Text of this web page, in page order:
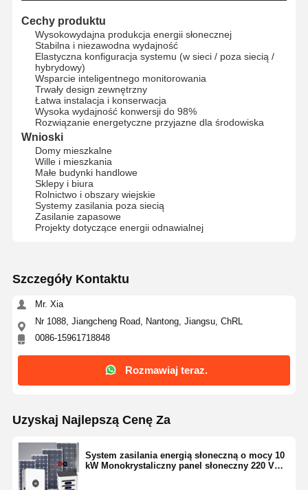
Dom
Kontrola
Skontaktuj
Rozmawiaj
System zasilania fotowoltaicznego
Przenośny generator słoneczny
System magazynowania energii
Pompa Ciepła PVT
Sprzęt domowy
Światła dekoracyjne
System energii odnawialnej
Cechy produktu
Wysokowydajna produkcja energii słonecznej
Stabilna i niezawodna wydajność
Elastyczna konfiguracja systemu (w sieci / poza siecią /
hybrydowy)
Wsparcie inteligentnego monitorowania
Trwały design zewnętrzny
Łatwa instalacja i konserwacja
Wysoka wydajność konwersji do 98%
Rozwiązanie energetyczne przyjazne dla środowiska
Wnioski
Domy mieszkalne
Wille i mieszkania
Małe budynki handlowe
Sklepy i biura
Rolnictwo i obszary wiejskie
Systemy zasilania poza siecią
Zasilanie zapasowe
Projekty dotyczące energii odnawialnej
Szczegóły Kontaktu
Mr. Xia
Nr 1088, Jiangcheng Road, Nantong, Jiangsu, ChRL
0086-15961718848
Rozmawiaj teraz.
Uzyskaj Najlepszą Cenę Za
System zasilania energią słoneczną o mocy 10
kW Monokrystaliczny panel słoneczny 220 V